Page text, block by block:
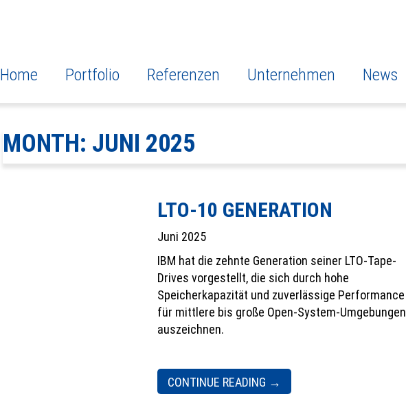
Home Portfolio Referenzen Unternehmen News
MONTH: JUNI 2025
LTO-10 GENERATION
Juni 2025
IBM hat die zehnte Generation seiner LTO-Tape-
Drives vorgestellt, die sich durch hohe
Speicherkapazität und zuverlässige Performance
für mittlere bis große Open-System-Umgebungen
auszeichnen.
CONTINUE READING →